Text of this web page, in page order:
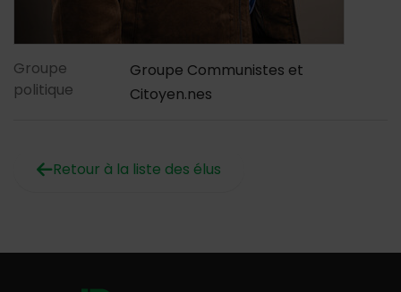
Contenu de la fiche
Groupe
politique
Groupe Communistes et
Citoyen.nes
Retour à la liste des élus